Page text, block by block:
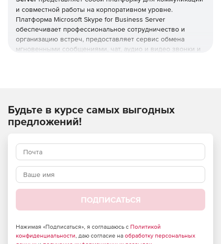
и совместной работы на корпоративном уровне.
Платформа Microsoft Skype for Business Server
обеспечивает профессиональное сотрудничество и
организацию встреч, предоставляет сервис обмена
мгновенными сообщениями, чат, аудио и видео звонки и
Особенности Microsoft Skype for Business Server:
Работа с любого устройства. Поддержка платформ
Windows, Windows Phone, iOS и Android.
Унифицированная коммуникация. Сервер интегрирует
присутствия на рабочем месте и сервис обмена
мгновенными сообщениями, позволяя легко
Будьте в курсе самых выгодных
предложений!
ПОДПИСАТЬСЯ
Нажимая «Подписаться», я соглашаюсь с Политикой
конфиденциальности, даю согласие на обработку персональных